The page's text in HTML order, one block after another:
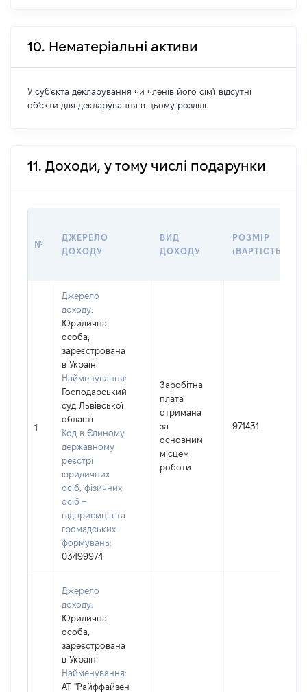
10. Нематеріальні активи
У суб'єкта декларування чи членів його сім'ї відсутні
об'єкти для декларування в цьому розділі.
11. Доходи, у тому числі подарунки
№
ДЖЕРЕЛО
ДОХОДУ
ВИД
ДОХОДУ
РОЗМІР
(ВАРТІСТЬ)
1
Джерело
доходу:
Юридична
особа,
зареєстрована
в Україні
Найменування:
Господарський
суд Львівської
області
Код в Єдиному
державному
реєстрі
юридичних
осіб, фізичних
осіб –
підприємців та
громадських
формувань:
03499974
Заробітна
плата
отримана
за
основним
місцем
роботи
971431
Джерело
доходу:
Юридична
особа,
зареєстрована
в Україні
Найменування:
АТ "Райффайзен